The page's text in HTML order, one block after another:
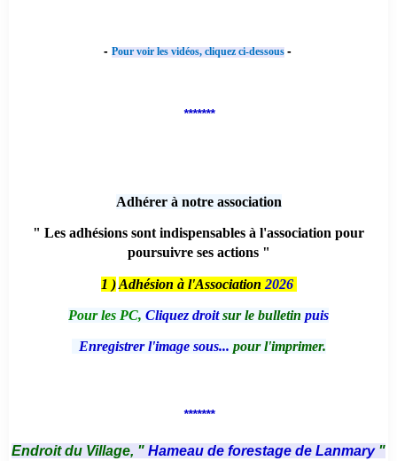
- Pour voir les vidéos, cliquez ci-dessous -
*******
Adhérer à notre association
" Les adhésions sont indispensables à l'association pour
poursuivre ses actions "
1 ) Adhésion à l'Association 2026
Pour les PC, Cliquez droitsur le bulletin puis
Enregistrer l'image sous... pour l'imprimer.
*******
Endroit du Village, " Hameau de forestage de Lanmary "